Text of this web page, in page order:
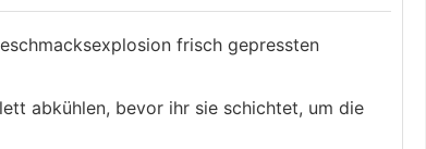
frisch gepressten
abkühlen, bevor ihr sie schichtet, um die